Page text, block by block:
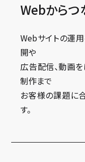
Webから
Webサイトの運
開や
広告配信、動画
制作まで
お客様の課題に
す。